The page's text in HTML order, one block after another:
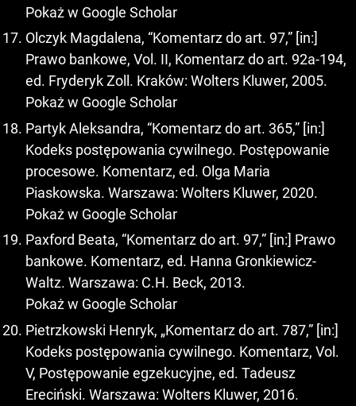
Pokaż w Google Scholar
Olczyk Magdalena, “Komentarz do art. 97,” [in:]
Prawo bankowe, Vol. II, Komentarz do art. 92a-194,
ed. Fryderyk Zoll. Kraków: Wolters Kluwer, 2005.
Pokaż w Google Scholar
Partyk Aleksandra, “Komentarz do art. 365,” [in:]
Kodeks postępowania cywilnego. Postępowanie
procesowe. Komentarz, ed. Olga Maria
Piaskowska. Warszawa: Wolters Kluwer, 2020.
Pokaż w Google Scholar
Paxford Beata, “Komentarz do art. 97,” [in:] Prawo
bankowe. Komentarz, ed. Hanna Gronkiewicz-
Waltz. Warszawa: C.H. Beck, 2013.
Pokaż w Google Scholar
Pietrzkowski Henryk, „Komentarz do art. 787,” [in:]
Kodeks postępowania cywilnego. Komentarz, Vol.
V, Postępowanie egzekucyjne, ed. Tadeusz
Ereciński. Warszawa: Wolters Kluwer, 2016.